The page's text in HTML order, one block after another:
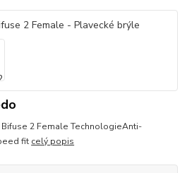
2 Female TechnologieAnti-
fit celý popis